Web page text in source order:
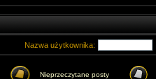
Nazwa użytkownika:
Nieprzeczytane posty